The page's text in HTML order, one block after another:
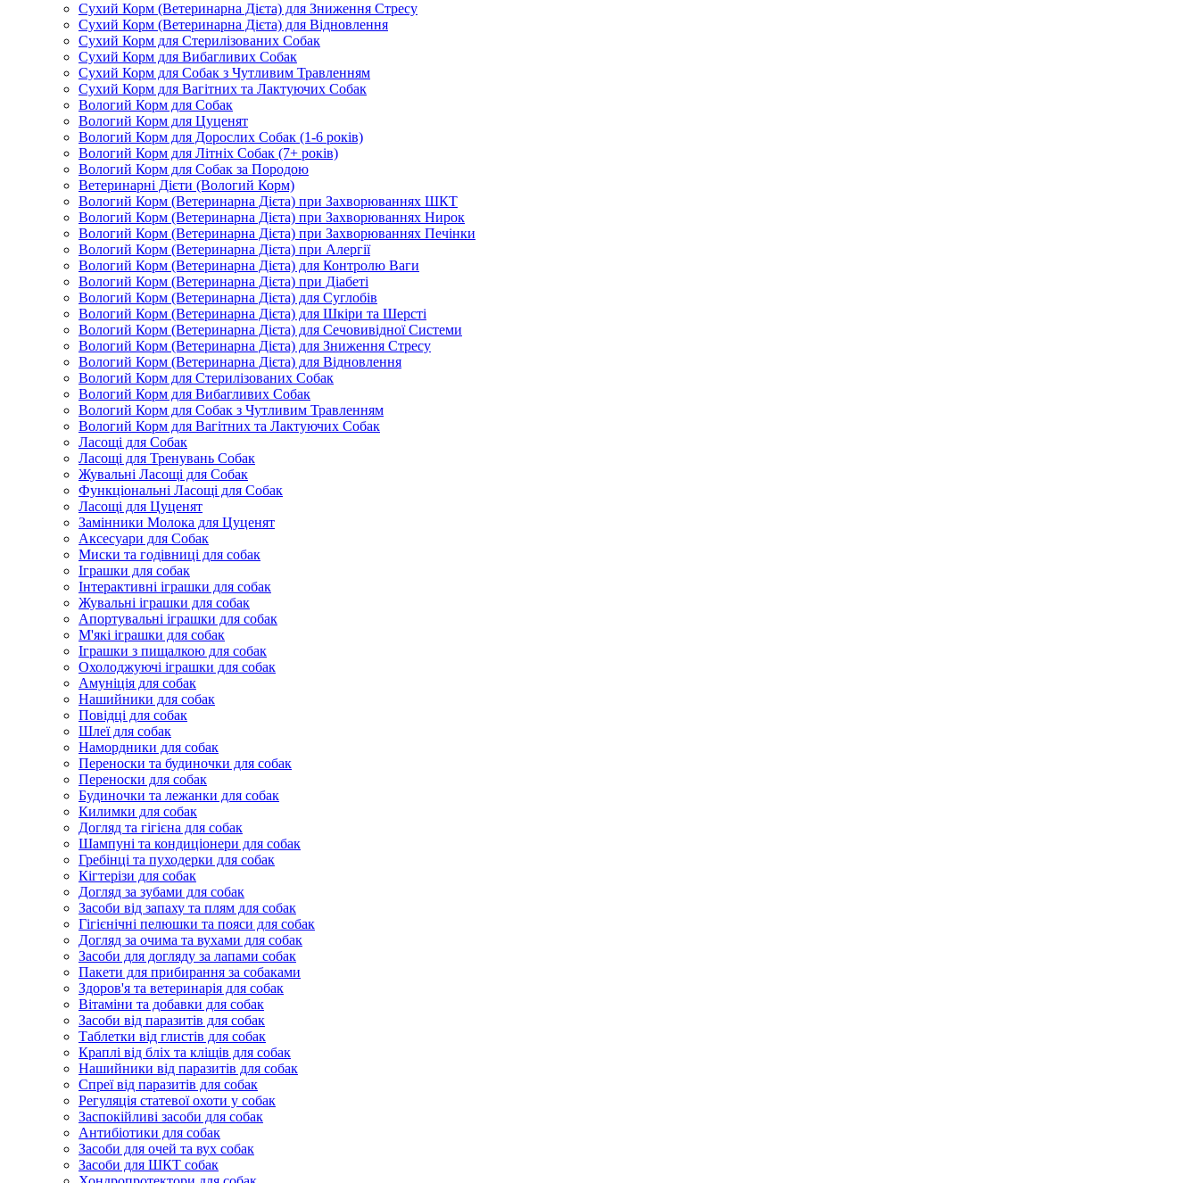
Сухий Корм (Ветеринарна Дієта) для Зниження Стресу
Сухий Корм (Ветеринарна Дієта) для Відновлення
Сухий Корм для Стерилізованих Собак
Сухий Корм для Вибагливих Собак
Сухий Корм для Собак з Чутливим Травленням
Сухий Корм для Вагітних та Лактуючих Собак
Вологий Корм для Собак
Вологий Корм для Цуценят
Вологий Корм для Дорослих Собак (1-6 років)
Вологий Корм для Літніх Собак (7+ років)
Вологий Корм для Собак за Породою
Ветеринарні Дієти (Вологий Корм)
Вологий Корм (Ветеринарна Дієта) при Захворюваннях ШКТ
Вологий Корм (Ветеринарна Дієта) при Захворюваннях Нирок
Вологий Корм (Ветеринарна Дієта) при Захворюваннях Печінки
Вологий Корм (Ветеринарна Дієта) при Алергії
Вологий Корм (Ветеринарна Дієта) для Контролю Ваги
Вологий Корм (Ветеринарна Дієта) при Діабеті
Вологий Корм (Ветеринарна Дієта) для Суглобів
Вологий Корм (Ветеринарна Дієта) для Шкіри та Шерсті
Вологий Корм (Ветеринарна Дієта) для Сечовивідної Системи
Вологий Корм (Ветеринарна Дієта) для Зниження Стресу
Вологий Корм (Ветеринарна Дієта) для Відновлення
Вологий Корм для Стерилізованих Собак
Вологий Корм для Вибагливих Собак
Вологий Корм для Собак з Чутливим Травленням
Вологий Корм для Вагітних та Лактуючих Собак
Ласощі для Собак
Ласощі для Тренувань Собак
Жувальні Ласощі для Собак
Функціональні Ласощі для Собак
Ласощі для Цуценят
Замінники Молока для Цуценят
Аксесуари для Собак
Миски та годівниці для собак
Іграшки для собак
Інтерактивні іграшки для собак
Жувальні іграшки для собак
Апортувальні іграшки для собак
М'які іграшки для собак
Іграшки з пищалкою для собак
Охолоджуючі іграшки для собак
Амуніція для собак
Нашийники для собак
Повідці для собак
Шлеї для собак
Намордники для собак
Переноски та будиночки для собак
Переноски для собак
Будиночки та лежанки для собак
Килимки для собак
Догляд та гігієна для собак
Шампуні та кондиціонери для собак
Гребінці та пуходерки для собак
Кігтерізи для собак
Догляд за зубами для собак
Засоби від запаху та плям для собак
Гігієнічні пелюшки та пояси для собак
Догляд за очима та вухами для собак
Засоби для догляду за лапами собак
Пакети для прибирання за собаками
Здоров'я та ветеринарія для собак
Вітаміни та добавки для собак
Засоби від паразитів для собак
Таблетки від глистів для собак
Краплі від бліх та кліщів для собак
Нашийники від паразитів для собак
Спреї від паразитів для собак
Регуляція статевої охоти у собак
Заспокійливі засоби для собак
Антибіотики для собак
Засоби для очей та вух собак
Засоби для ШКТ собак